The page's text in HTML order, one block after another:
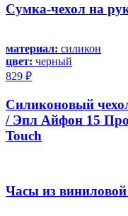
Сумка-чехол на
материал: силикон
цвет: черный
829 ₽
Силиконовый
/ Эпл Айфон 15
Touch
Часы из